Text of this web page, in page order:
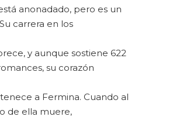
anonadado, pero es un
carrera en los
y aunque sostiene 622
su corazón
a Fermina. Cuando al
de ella muere,